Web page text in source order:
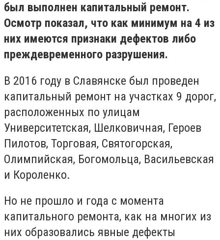
был выполнен капитальный ремонт.
Осмотр показал, что как минимум на 4 из
них имеются признаки дефектов либо
преждевременного разрушения.
В 2016 году в Славянске был проведен
капитальный ремонт на участках 9 дорог,
расположенных по улицам
Университетская, Шелковичная, Героев
Пилотов, Торговая, Святогорская,
Олимпийская, Богомольца, Васильевская
и Короленко.
Но не прошло и года с момента
капитального ремонта, как на многих из
них образовались явные дефекты